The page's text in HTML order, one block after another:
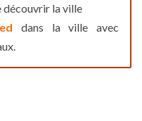
découvrir la ville
dans la ville avec